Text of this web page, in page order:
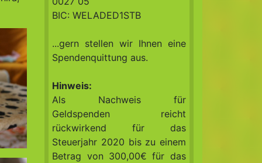
BIC: WELADED1STB
...gern stellen wir Ihnen eine
Spendenquittung aus.
Hinweis:
Als Nachweis für
Geldspenden reicht
rückwirkend für das
Steuerjahr 2020 bis zu einem
Betrag von 300,00€ für das